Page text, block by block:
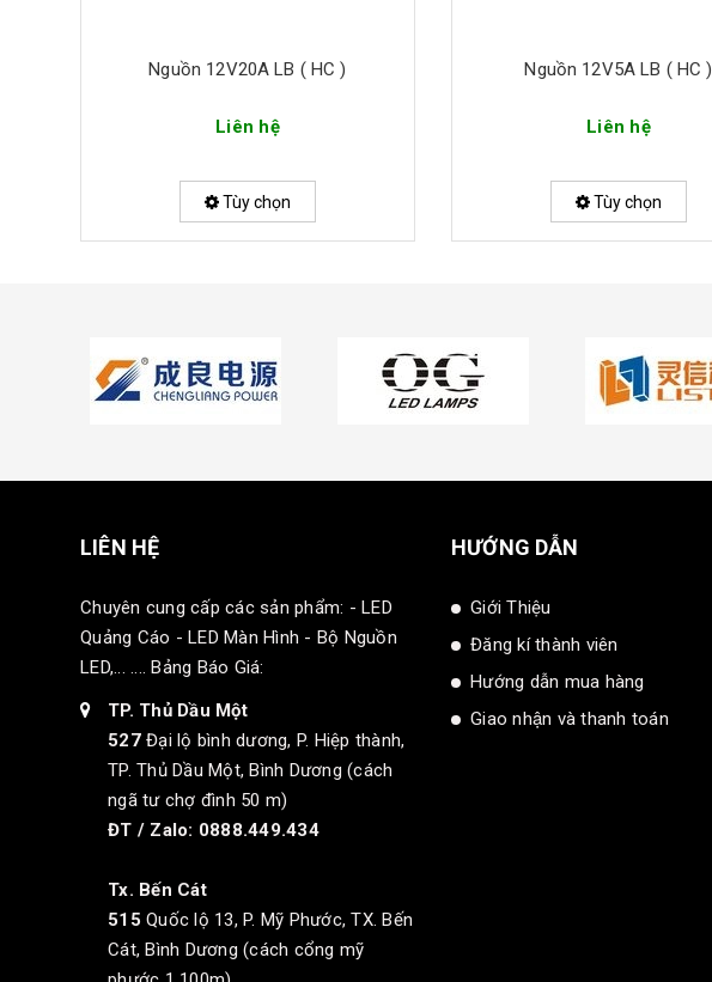
Nguồn 12V20A LB ( HC )
Liên hệ
Tùy chọn
Nguồn 12V5A LB ( HC )
Liên hệ
Tùy chọn
LIÊN HỆ
Chuyên cung cấp các sản phẩm: - LED
Quảng Cáo - LED Màn Hình - Bộ Nguồn
LED,... .... Bảng Báo Giá:
TP. Thủ Dầu Một
527Đại lộ bình dương, P. Hiệp thành,
TP. Thủ Dầu Một, Bình Dương (cách
ngã tư chợ đình 50 m)
ĐT / Zalo: 0888.449.434
Tx. Bến Cát
515 Quốc lộ 13, P. Mỹ Phước, TX. Bến
Cát, Bình Dương (cách cổng mỹ
HƯỚNG DẪN
Giới Thiệu
Đăng kí thành viên
Hướng dẫn mua hàng
Giao nhận và thanh toán